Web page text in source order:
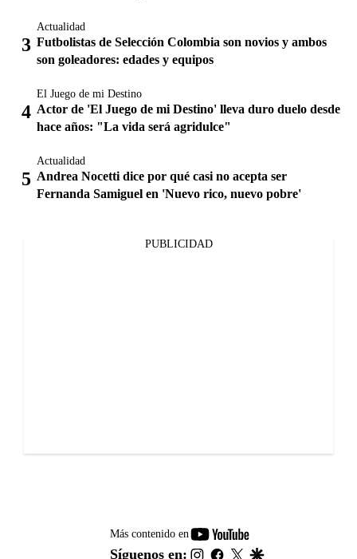
Actualidad
Futbolistas de Selección Colombia son novios y ambos
son goleadores: edades y equipos
El Juego de mi Destino
Actor de 'El Juego de mi Destino' lleva duro duelo desde
hace años: "La vida será agridulce"
Actualidad
Andrea Nocetti dice por qué casi no acepta ser
Fernanda Samiguel en 'Nuevo rico, nuevo pobre'
PUBLICIDAD
Más contenido en
youtube-
footer
Síguenos en: instagram
facebook
twitter